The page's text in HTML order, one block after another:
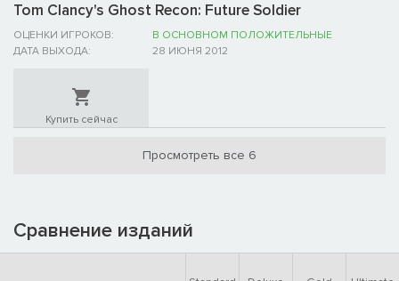
Tom Clancy's Ghost Recon: Future Soldier
ОЦЕНКИ ИГРОКОВ:
В ОСНОВНОМ ПОЛОЖИТЕЛЬНЫЕ
ДАТА ВЫХОДА:
28 ИЮНЯ 2012
Купить сейчас
Просмотреть все 6
Сравнение изданий